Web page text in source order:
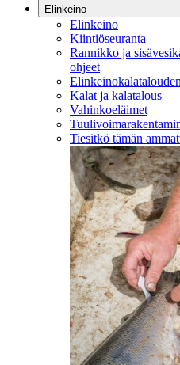
Elinkeino
Elinkeino
Kiintiöseuranta
Rannikko ja
ohjeet
Kalat ja kalatalous
Vahinkoeläimet
Tiesitkö tämän